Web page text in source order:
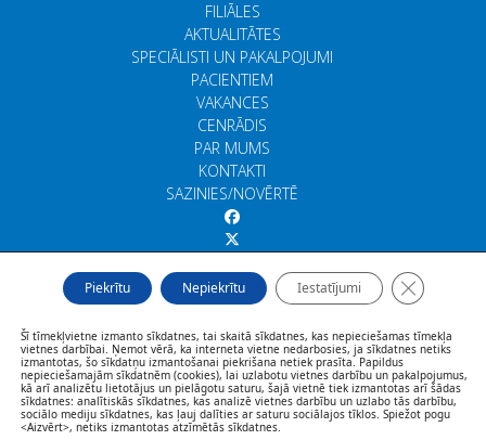
FILIĀLES
AKTUALITĀTES
SPECIĀLISTI UN PAKALPOJUMI
PACIENTIEM
VAKANCES
CENRĀDIS
PAR MUMS
KONTAKTI
SAZINIES/NOVĒRTĒ
Šī tīmekļvietne izmanto sīkdatnes, tai skaitā sīkdatnes, kas nepieciešamas tīmekļa
vietnes darbībai. Ņemot vērā, ka interneta vietne nedarbosies, ja sīkdatnes netiks
izmantotas, šo sīkdatņu izmantošanai piekrišana netiek prasīta. Papildus
nepieciešamajām sīkdatnēm (cookies), lai uzlabotu vietnes darbību un pakalpojumus,
kā arī analizētu lietotājus un pielāgotu saturu, šajā vietnē tiek izmantotas arī šādas
sīkdatnes: analītiskās sīkdatnes, kas analizē vietnes darbību un uzlabo tās darbību,
sociālo mediju sīkdatnes, kas ļauj dalīties ar saturu sociālajos tīklos. Spiežot pogu
<Aizvērt>, netiks izmantotas atzīmētās sīkdatnes.
Piekrītu Nepiekrītu Iestatījumi Close